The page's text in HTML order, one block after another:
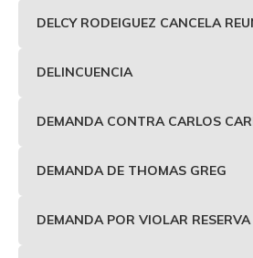
DELCY RODEIGUEZ CANCELA
DELINCUENCIA
DEMANDA CONTRA CARLOS
DEMANDA DE THOMAS GREG
DEMANDA POR VIOLAR